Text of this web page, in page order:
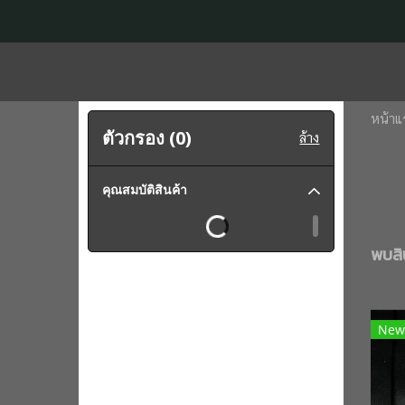
หน้าแ
พบสิ
New
ตัวกรอง (0) ล้าง
คุณสมบัติสินค้า